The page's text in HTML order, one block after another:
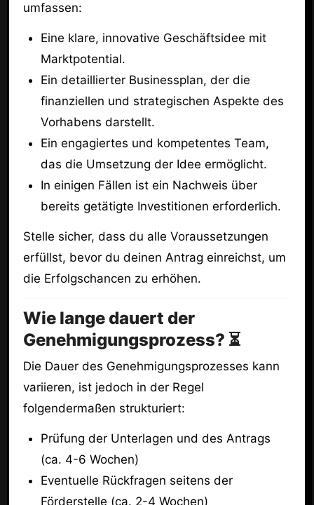
umfassen:
Eine klare, innovative Geschäftsidee mit
Marktpotential.
Ein detaillierter Businessplan, der die
finanziellen und strategischen Aspekte des
Vorhabens darstellt.
Ein engagiertes und kompetentes Team,
das die Umsetzung der Idee ermöglicht.
In einigen Fällen ist ein Nachweis über
bereits getätigte Investitionen erforderlich.
Stelle sicher, dass du alle Voraussetzungen
erfüllst, bevor du deinen Antrag einreichst, um
die Erfolgschancen zu erhöhen.
Wie lange dauert der
Genehmigungsprozess? ⏳
Die Dauer des Genehmigungsprozesses kann
variieren, ist jedoch in der Regel
folgendermaßen strukturiert:
Prüfung der Unterlagen und des Antrags
(ca. 4-6 Wochen)
Eventuelle Rückfragen seitens der
Förderstelle (ca. 2-4 Wochen)